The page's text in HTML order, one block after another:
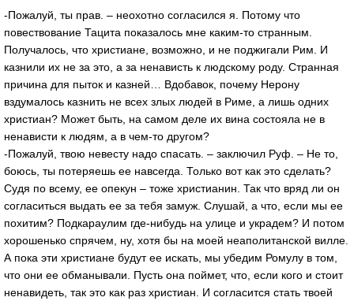
-Пожалуй, ты прав. – неохотно согласился я. Потому что
повествование Тацита показалось мне каким-то странным.
Получалось, что христиане, возможно, и не поджигали Рим. И
казнили их не за это, а за ненависть к людскому роду. Странная
причина для пыток и казней… Вдобавок, почему Нерону
вздумалось казнить не всех злых людей в Риме, а лишь одних
христиан? Может быть, на самом деле их вина состояла не в
ненависти к людям, а в чем-то другом?
-Пожалуй, твою невесту надо спасать. – заключил Руф. – Не то,
боюсь, ты потеряешь ее навсегда. Только вот как это сделать?
Судя по всему, ее опекун – тоже христианин. Так что вряд ли он
согласиться выдать ее за тебя замуж. Слушай, а что, если мы ее
похитим? Подкараулим где-нибудь на улице и украдем? И потом
хорошенько спрячем, ну, хотя бы на моей неаполитанской вилле.
А пока эти христиане будут ее искать, мы убедим Ромулу в том,
что они ее обманывали. Пусть она поймет, что, если кого и стоит
ненавидеть, так это как раз христиан. И согласится стать твоей